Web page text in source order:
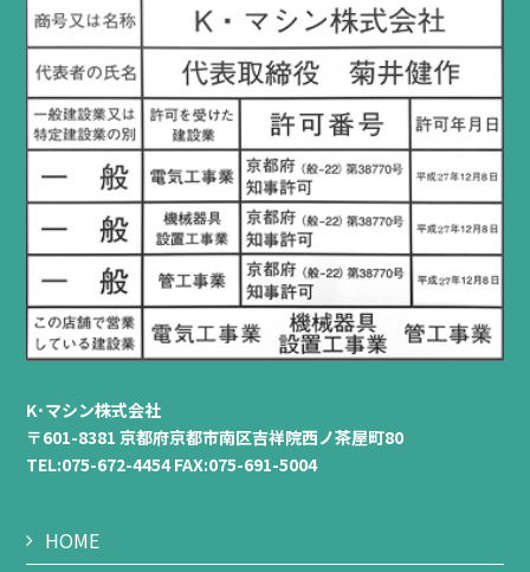
K･マシン株式会社
〒601-8381 京都府京都市南区吉祥院西ノ茶屋町80
TEL:075-672-4454 FAX:075-691-5004
HOME